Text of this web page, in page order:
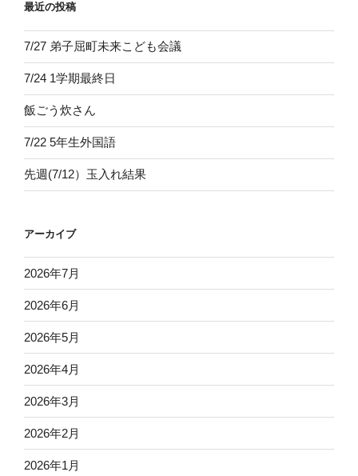
最近の投稿
7/27 弟子屈町未来こども会議
7/24 1学期最終日
飯ごう炊さん
7/22 5年生外国語
先週(7/12）玉入れ結果
アーカイブ
2026年7月
2026年6月
2026年5月
2026年4月
2026年3月
2026年2月
2026年1月